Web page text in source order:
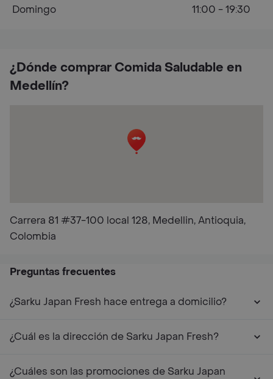
¿Dónde comprar Comida Saludable en
Medellín?
Carrera 81 #37-100 local 128, Medellin, Antioquia,
Colombia
Domingo
11:00 - 19:30
Preguntas frecuentes
¿Sarku Japan Fresh hace entrega a domicilio?
¿Cuál es la dirección de Sarku Japan Fresh?
¿Cuáles son las promociones de Sarku Japan